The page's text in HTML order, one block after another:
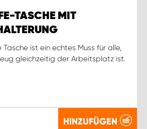
TASCHE MIT
ist ein echtes Muss für alle,
gleichzeitig der Arbeitsplatz ist.
HINZUFÜGEN